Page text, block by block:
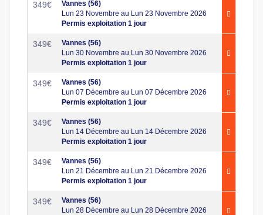
349€
Vannes (56)
Lun 23 Novembre au Lun 23 Novembre 2026
Permis exploitation 1 jour
349€
Vannes (56)
Lun 30 Novembre au Lun 30 Novembre 2026
Permis exploitation 1 jour
349€
Vannes (56)
Lun 07 Décembre au Lun 07 Décembre 2026
Permis exploitation 1 jour
349€
Vannes (56)
Lun 14 Décembre au Lun 14 Décembre 2026
Permis exploitation 1 jour
349€
Vannes (56)
Lun 21 Décembre au Lun 21 Décembre 2026
Permis exploitation 1 jour
349€
Vannes (56)
Lun 28 Décembre au Lun 28 Décembre 2026